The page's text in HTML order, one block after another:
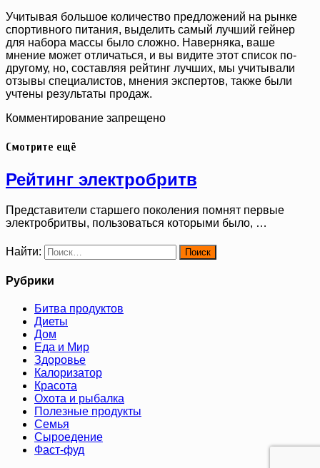
Учитывая большое количество предложений на рынке
спортивного питания, выделить самый лучший гейнер
для набора массы было сложно. Наверняка, ваше
мнение может отличаться, и вы видите этот список по-
другому, но, составляя рейтинг лучших, мы учитывали
отзывы специалистов, мнения экспертов, также были
учтены результаты продаж.
Комментирование запрещено
Смотрите ещё
Рейтинг электробритв
Представители старшего поколения помнят первые
электробритвы, пользоваться которыми было, …
Найти:
Рубрики
Битва продуктов
Диеты
Дом
Еда и Мир
Здоровье
Калоризатор
Красота
Охота и рыбалка
Полезные продукты
Семья
Сыроедение
Фаст-фуд